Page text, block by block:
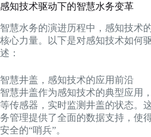
感知技术驱动下的智慧水务变革
智慧水务的演进历程中，感知技术
核心力量。以下是对感知技术如何
述：
智慧井盖，感知技术的应用前沿
智慧井盖作为感知技术的典型应用
等传感器，实时监测井盖的状态。
务管理提供了全面的数据支持，使
安全的“哨兵”。